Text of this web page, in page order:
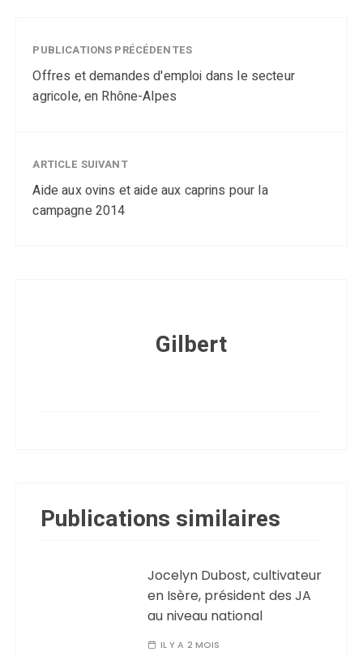
PUBLICATIONS PRÉCÉDENTES
Offres et demandes d'emploi dans le secteur
agricole, en Rhône-Alpes
ARTICLE SUIVANT
Aide aux ovins et aide aux caprins pour la
campagne 2014
Gilbert
Publications similaires
Jocelyn Dubost, cultivateur
en Isère, président des JA
au niveau national
IL Y A 2 MOIS